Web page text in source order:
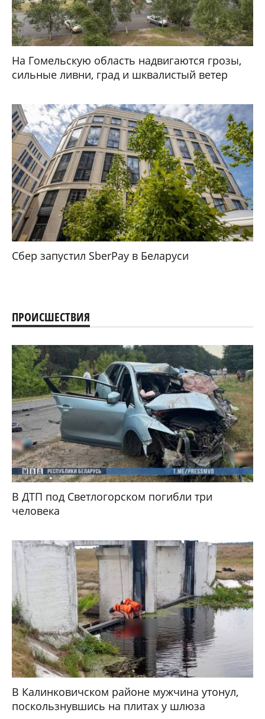
На Гомельскую область надвигаются грозы,
сильные ливни, град и шквалистый ветер
Сбер запустил SberPay в Беларуси
ПРОИСШЕСТВИЯ
В ДТП под Светлогорском погибли три
человека
В Калинковичском районе мужчина утонул,
поскользнувшись на плитах у шлюза